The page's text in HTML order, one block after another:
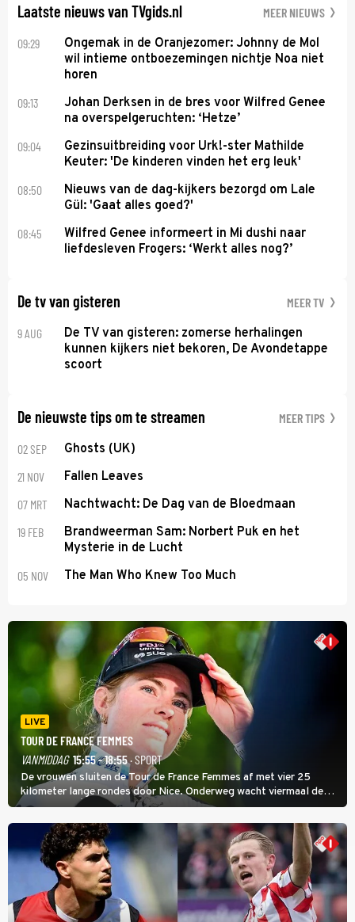
Laatste nieuws van TVgids.nl MEER NIEUWS
09:29
Ongemak in de Oranjezomer: Johnny de Mol
wil intieme ontboezemingen nichtje Noa niet
horen
09:13
Johan Derksen in de bres voor Wilfred Genee
na overspelgeruchten: ‘Hetze’
09:04
Gezinsuitbreiding voor Urk!-ster Mathilde
Keuter: 'De kinderen vinden het erg leuk'
08:50
Nieuws van de dag-kijkers bezorgd om Lale
Gül: 'Gaat alles goed?'
08:45
Wilfred Genee informeert in Mi dushi naar
liefdesleven Frogers: ‘Werkt alles nog?’
De tv van gisteren MEER TV
9 AUG
De TV van gisteren: zomerse herhalingen
kunnen kijkers niet bekoren, De Avondetappe
scoort
De nieuwste tips om te streamen MEER TIPS
02 SEP Ghosts (UK)
21 NOV Fallen Leaves
07 MRT Nachtwacht: De Dag van de Bloedmaan
19 FEB
Brandweerman Sam: Norbert Puk en het
Mysterie in de Lucht
05 NOV The Man Who Knew Too Much
LIVE
TOUR DE FRANCE FEMMES
VANMIDDAG 15:55 - 18:55· SPORT
De vrouwen sluiten de Tour de France Femmes af met vier 25
kilometer lange rondes door Nice. Onderweg wacht viermaal de
zware Col d'Èze. Aan de finish op de Promenade des Anglais krijgt
de eindwinnaar de laatste gele trui.